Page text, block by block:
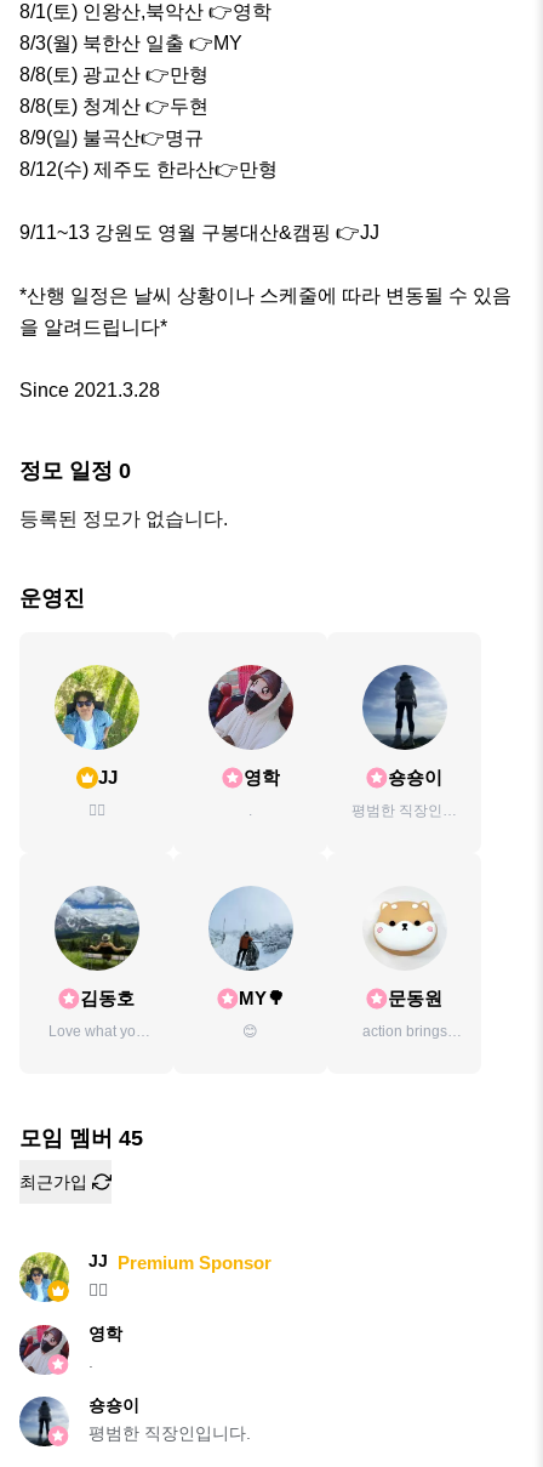
8/1(토) 인왕산,북악산 👉영학
8/3(월) 북한산 일출 👉MY
8/8(토) 광교산 👉만형
8/8(토) 청계산 👉두현
8/9(일) 불곡산👉명규
8/12(수) 제주도 한라산👉만형
9/11~13 강원도 영월 구봉대산&캠핑 👉JJ
*산행 일정은 날씨 상황이나 스케줄에 따라 변동될 수 있음
을 알려드립니다*
Since 2021.3.28
정모 일정 0
등록된 정모가 없습니다.
운영진
JJ
🤸‍♂️
영학
.
숑숑이
평범한 직장인입
김동호
Love what you
MY🌳
😊
문동원
action brings
모임 멤버 45
최근가입
JJ Premium Sponsor
🤸‍♂️
영학
.
숑숑이
평범한 직장인입니다.